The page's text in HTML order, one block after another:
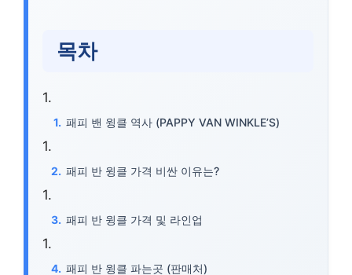
목차
패피 밴 윙클 역사 (PAPPY VAN WINKLE’S)
패피 반 윙클 가격 비싼 이유는?
패피 반 윙클 가격 및 라인업
패피 반 윙클 파는곳 (판매처)